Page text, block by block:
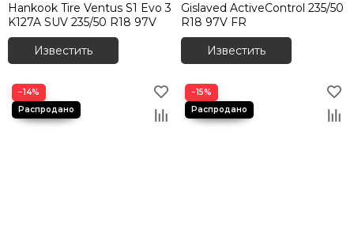
Hankook Tire Ventus S1 Evo 3
K127A SUV 235/50 R18 97V
Известить
Gislaved ActiveControl 235/50
R18 97V FR
Известить
−14% −15%